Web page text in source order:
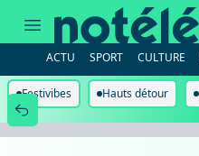
régionales
30
des
candidats
de
Wallonie
ACTU SPORT CULTURE
Festivibes Hauts détour